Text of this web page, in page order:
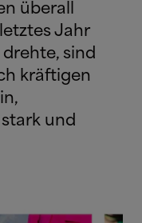
überall
Jahr
sind
kräftigen
und